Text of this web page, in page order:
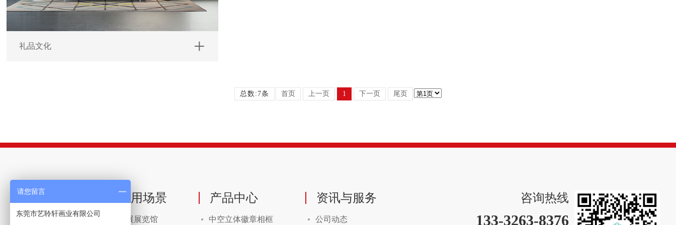
礼品文化
总数:7条 首页 上一页 1 下一页 尾页
关于我们
公司简介
应用场景
画展展览馆
产品中心
中空立体徽章相框
资讯与服务
公司动态
咨询热线
133-3263-8376
请您留言
东莞市艺聆轩画业有限公司